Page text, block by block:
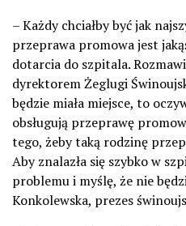
– Każdy chciałby być jak
przeprawa promowa jest
dotarcia do szpitala.
dyrektorem Żeglugi
będzie miała miejsce, to
obsługują przeprawę
tego, żeby taką rodzinę
Aby znalazła się szybko w
problemu i myślę, że nie
Konkolewska, prezes